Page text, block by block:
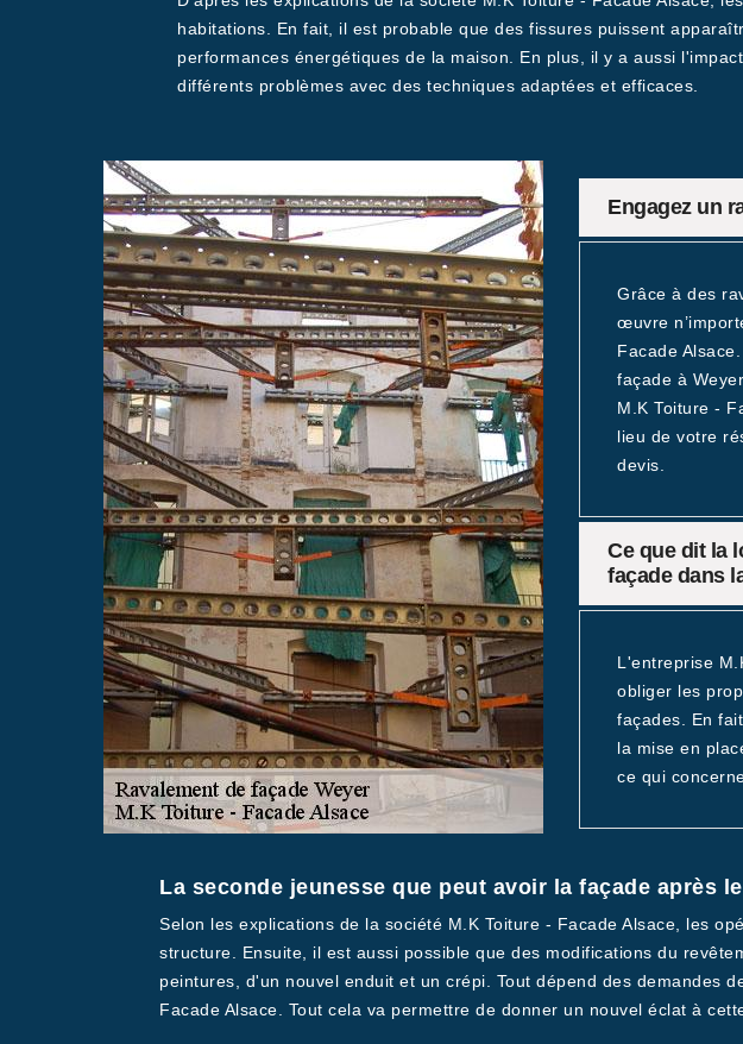
habitations. En fait, il est probable que des fissures puissent
performances énergétiques de la maison. En plus, il y a aussi
différents problèmes avec des techniques adaptées et efficaces.
Engagez un
Grâce à des
œuvre
Facade
façade à
M.K Toiture -
lieu de votre
devis.
Ce que dit la
façade dans
L'entreprise
obliger les
façades. En
la mise en
ce qui
La seconde jeunesse que peut avoir la façade après
Selon les explications de la société M.K Toiture - Facade Alsace, les
structure. Ensuite, il est aussi possible que des modifications du
peintures, d'un nouvel enduit et un crépi. Tout dépend des demandes
Facade Alsace. Tout cela va permettre de donner un nouvel éclat à